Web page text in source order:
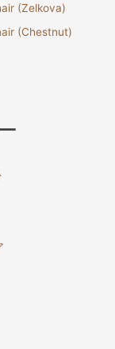
(Zelkova)
(Chestnut)